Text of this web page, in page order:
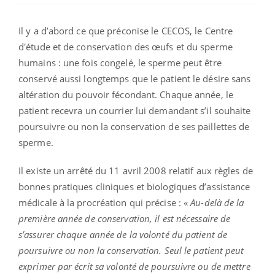
Il y a d’abord ce que préconise le CECOS, le Centre
d'étude et de conservation des œufs et du sperme
humains : une fois congelé, le sperme peut être
conservé aussi longtemps que le patient le désire sans
altération du pouvoir fécondant. Chaque année, le
patient recevra un courrier lui demandant s’il souhaite
poursuivre ou non la conservation de ses paillettes de
sperme.
Il existe un arrêté du 11 avril 2008 relatif aux règles de
bonnes pratiques cliniques et biologiques d’assistance
médicale à la procréation qui précise : «Au-delà de la
première année de conservation, il est nécessaire de
s’assurer chaque année de la volonté du patient de
poursuivre ou non la conservation. Seul le patient peut
exprimer par écrit sa volonté de poursuivre ou de mettre